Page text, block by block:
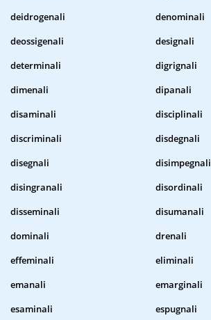
deidrogenali
denominali
deossigenali
designali
determinali
digrignali
dimenali
dipanali
disaminali
disciplinali
discriminali
disdegnali
disegnali
disimpegnali
disingranali
disordinali
disseminali
disumanali
dominali
drenali
effeminali
eliminali
emanali
emarginali
esaminali
espugnali